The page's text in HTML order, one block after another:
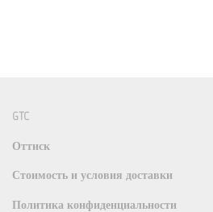
GTC
Оттиск
Стоимость и условия доставки
Политика конфиденциальности